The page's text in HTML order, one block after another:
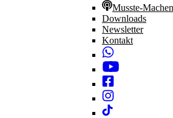
Musste-
Downloads
Newsletter
Kontakt